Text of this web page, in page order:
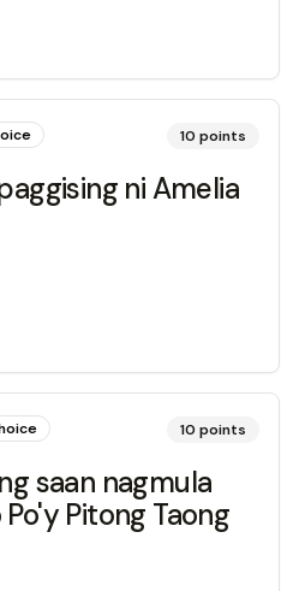
10 points
ni Amelia
10 points
saan nagmula
Pitong Taong